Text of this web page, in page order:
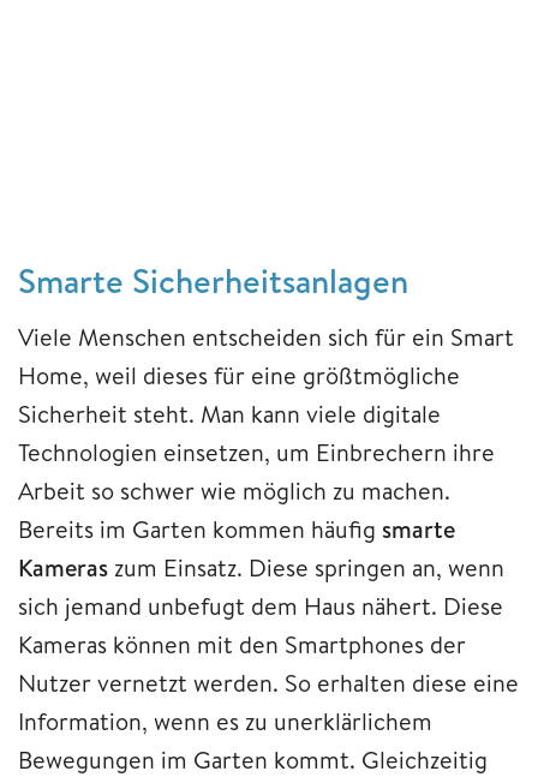
Smarte Sicherheitsanlagen
Viele Menschen entscheiden sich für ein Smart
Home, weil dieses für eine größtmögliche
Sicherheit steht. Man kann viele digitale
Technologien einsetzen, um Einbrechern ihre
Arbeit so schwer wie möglich zu machen.
Bereits im Garten kommen häufig smarte
Kameraszum Einsatz. Diese springen an, wenn
sich jemand unbefugt dem Haus nähert. Diese
Kameras können mit den Smartphones der
Nutzer vernetzt werden. So erhalten diese eine
Information, wenn es zu unerklärlichem
Bewegungen im Garten kommt. Gleichzeitig